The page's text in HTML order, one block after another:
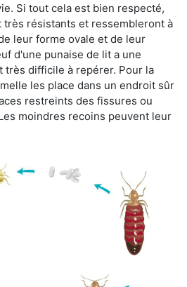
Si tout cela est bien respecté,
résistants et ressembleront à
leur forme ovale et de leur
d'une punaise de lit a une
très difficile à repérer. Pour la
les place dans un endroit sûr
restreints des fissures ou
moindres recoins peuvent leur